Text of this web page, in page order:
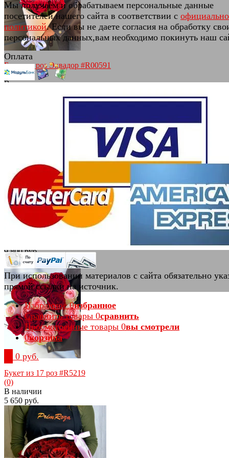
избранное сравнить
сравнить
Букет из роз Эквадор #R00591
(0)
В наличии
избранное сравнить
Букет из кустовой розы и
альстромерии в аквабоксе #C382
9 800 руб.
Букет из 17 роз #R5219
(0)
В наличии
5 650 руб.
Мы получаем и обрабатываем персональные данные
посетителей нашего сайта в соответствии с
политикой. Если вы не даете согласия на обработку
персональных данных,вам необходимо покинуть наш
Оплата
При использовании материалов с сайта обязательно
прямой ссылки на источник.
Избранное 0избранное
Сравнить товары 0сравнить
Просмотренные товары 0вы смотрели
0корзина
0 руб.